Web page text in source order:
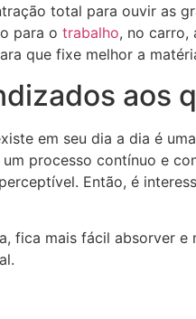
total para ouvir as
para o trabalho, no carro,
que fixe melhor a
aos
em seu dia a dia é
processo contínuo e
Então, é
fica mais fácil absorver